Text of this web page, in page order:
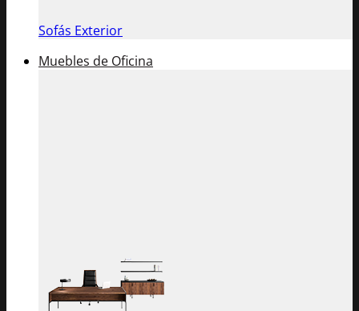
Sofás Exterior
Muebles de Oficina